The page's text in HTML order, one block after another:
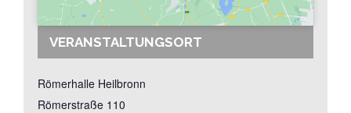
VERANSTALTUNGSORT
Römerhalle Heilbronn
Römerstraße 110